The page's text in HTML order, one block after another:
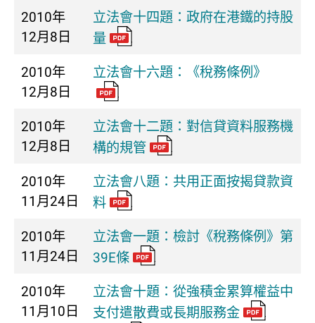
2010年
12月8日
立法會十四題：政府在港鐵的持股
量
2010年
12月8日
立法會十六題：《稅務條例》
2010年
12月8日
立法會十二題：對信貸資料服務機
構的規管
2010年
11月24日
立法會八題：共用正面按揭貸款資
料
2010年
11月24日
立法會一題：檢討《稅務條例》第
39E條
2010年
11月10日
立法會十題：從強積金累算權益中
支付遣散費或長期服務金